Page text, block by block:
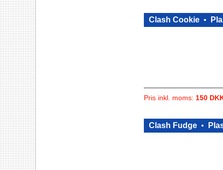
Clash Cookie •
Pris inkl. moms: 150
Clash Fudge •